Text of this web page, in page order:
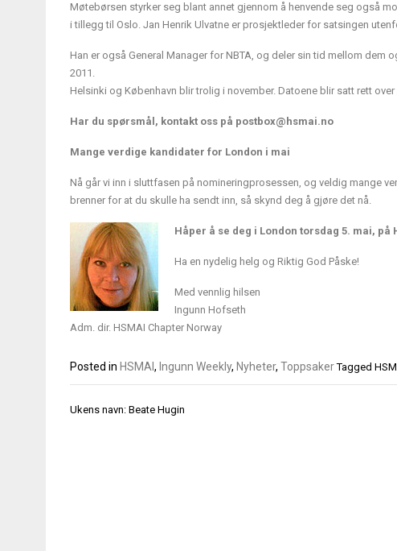
Møtebørsen styrker seg blant annet gjennom å henvende seg også
i tillegg til Oslo. Jan Henrik Ulvatne er prosjektleder for satsingen
Han er også General Manager for NBTA, og deler sin tid mellom
2011.
Helsinki og København blir trolig i november. Datoene blir satt rett
Har du spørsmål, kontakt oss på postbox@hsmai.no
Mange verdige kandidater for London i mai
Nå går vi inn i sluttfasen på nomineringprosessen, og veldig mange
brenner for at du skulle ha sendt inn, så skynd deg å gjøre det nå.
Håper å se deg i London torsdag 5. mai,
Ha en nydelig helg og Riktig God Påske!
Med vennlig hilsen
Ingunn Hofseth
Adm. dir. HSMAI Chapter Norway
Posted in HSMAI, Ingunn Weekly, Nyheter, Toppsaker Tagged
Innleggsnavigasjon
Ukens navn: Beate Hugin